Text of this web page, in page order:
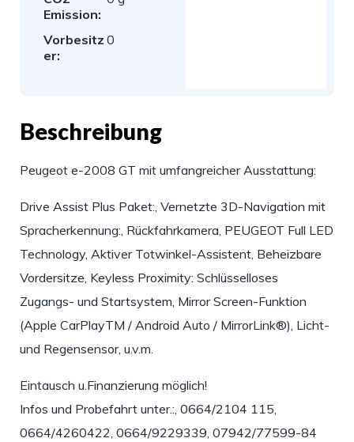
Emission:
Vorbesitz
er:
0
Beschreibung
Peugeot e-2008 GT mit umfangreicher Ausstattung:
Drive Assist Plus Paket:, Vernetzte 3D-Navigation mit
Spracherkennung:, Rückfahrkamera, PEUGEOT Full LED
Technology, Aktiver Totwinkel-Assistent, Beheizbare
Vordersitze, Keyless Proximity: Schlüsselloses
Zugangs- und Startsystem, Mirror Screen-Funktion
(Apple CarPlayTM / Android Auto / MirrorLink®), Licht-
und Regensensor, u.v.m.
Eintausch u.Finanzierung möglich!
Infos und Probefahrt unter.:, 0664/2104 115,
0664/4260422, 0664/9229339, 07942/77599-84